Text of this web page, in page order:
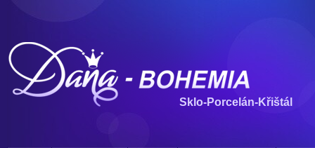
Sklo-Porcelán-Křištál